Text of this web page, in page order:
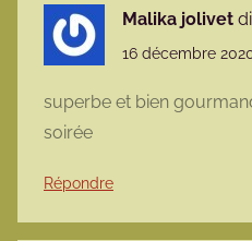
Malika jolivet
16 décembre
superbe et bien
soirée
Répondre